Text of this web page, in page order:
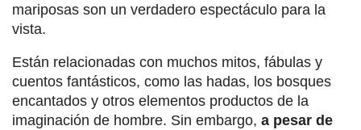
mariposas son un verdadero espectáculo para la
vista.
Están relacionadas con muchos mitos, fábulas y
cuentos fantásticos, como las hadas, los bosques
encantados y otros elementos productos de la
imaginación de hombre. Sin embargo, a pesar de